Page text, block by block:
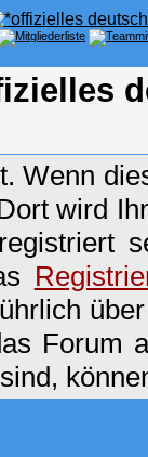
Wenn
wird
Forum